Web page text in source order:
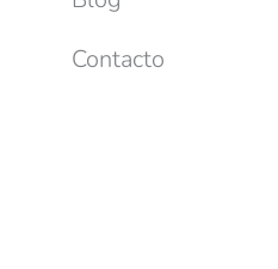
Top
Contacto